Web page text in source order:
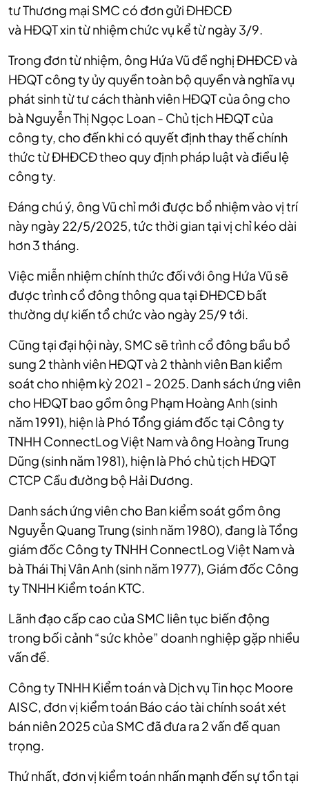
tư Thương mại SMC có đơn gửi ĐHĐCĐ
và HĐQTxin từ nhiệm chức vụ kể từ ngày 3/9.
Trong đơn từ nhiệm, ông Hứa Vũ đề nghị ĐHĐCĐ và
HĐQT công ty ủy quyền toàn bộ quyền và nghĩa vụ
phát sinh từ tư cách thành viên HĐQT của ông cho
bà Nguyễn Thị Ngọc Loan - Chủ tịch HĐQT của
công ty, cho đến khi có quyết định thay thế chính
thức từ ĐHĐCĐ theo quy định pháp luật và điều lệ
công ty.
Đáng chú ý, ông Vũ chỉ mới được bổ nhiệm vào vị trí
này ngày 22/5/2025, tức thời gian tại vị chỉ kéo dài
hơn 3 tháng.
Việc miễn nhiệm chính thức đối với ông Hứa Vũ sẽ
được trình cổ đông thông qua tại ĐHĐCĐ bất
thường dự kiến tổ chức vào ngày 25/9 tới.
Cũng tại đại hội này, SMC sẽ trình cổ đông bầu bổ
sung 2 thành viên HĐQT và 2 thành viên Ban kiểm
soát cho nhiệm kỳ 2021 - 2025. Danh sách ứng viên
cho HĐQT bao gồm ông Phạm Hoàng Anh (sinh
năm 1991), hiện là Phó Tổng giám đốc tại Công ty
TNHH ConnectLog Việt Nam và ông Hoàng Trung
Dũng (sinh năm 1981), hiện là Phó chủ tịch HĐQT
CTCP Cầu đường bộ Hải Dương.
Danh sách ứng viên cho Ban kiểm soát gồm ông
Nguyễn Quang Trung (sinh năm 1980), đang là Tổng
giám đốc Công ty TNHH ConnectLog Việt Nam và
bà Thái Thị Vân Anh (sinh năm 1977), Giám đốc Công
ty TNHH Kiểm toán KTC.
Lãnh đạo cấp cao của SMC liên tục biến động
trong bối cảnh “sức khỏe” doanh nghiệp gặp nhiều
vấn đề.
Công ty TNHH Kiểm toán và Dịch vụ Tin học Moore
AISC, đơn vị kiểm toán Báo cáo tài chính soát xét
bán niên 2025 của SMC đã đưa ra 2 vấn đề quan
trọng.
Thứ nhất, đơn vị kiểm toán nhấn mạnh đến sự tồn tại